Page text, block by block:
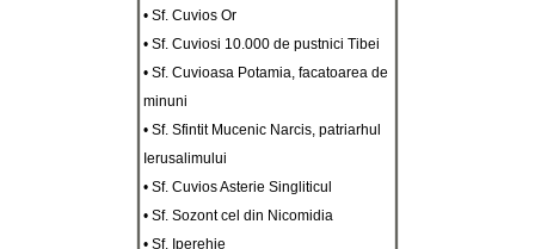
• Sf. Cuvios Or
• Sf. Cuviosi 10.000 de pustnici Tibei
• Sf. Cuvioasa Potamia, facatoarea de
minuni
• Sf. Sfintit Mucenic Narcis, patriarhul
Ierusalimului
• Sf. Cuvios Asterie Singliticul
• Sf. Sozont cel din Nicomidia
• Sf. Iperehie